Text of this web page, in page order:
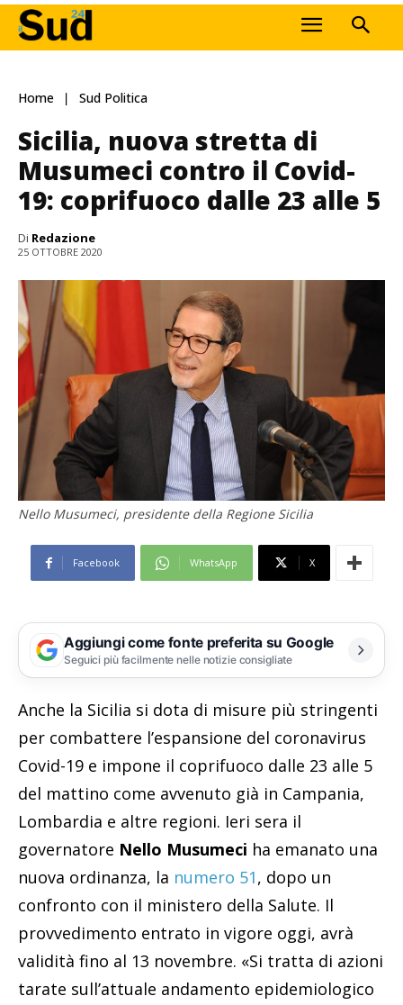
Home Sud Politica
Sicilia, nuova stretta di
Musumeci contro il Covid-
19: coprifuoco dalle 23 alle 5
Di Redazione
25 OTTOBRE 2020
Nello Musumeci, presidente della Regione Sicilia
Facebook WhatsApp X
Aggiungi come fonte preferita su Google
Seguici più facilmente nelle notizie consigliate
Anche la Sicilia si dota di misure più stringenti
per combattere l’espansione del coronavirus
Covid-19 e impone il coprifuoco dalle 23 alle 5
del mattino come avvenuto già in Campania,
Lombardia e altre regioni. Ieri sera il
governatore Nello Musumeci ha emanato una
nuova ordinanza, la numero 51, dopo un
confronto con il ministero della Salute. Il
provvedimento entrato in vigore oggi, avrà
validità fino al 13 novembre. «Si tratta di azioni
tarate sull’attuale andamento epidemiologico